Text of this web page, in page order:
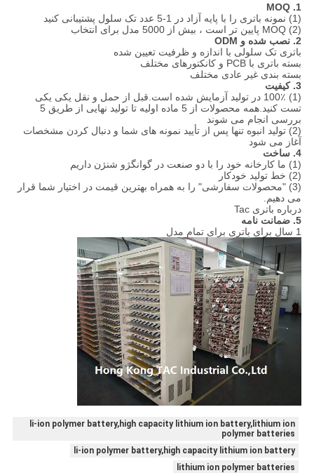
1. MOQ
(1) نمونه باتری را با پایه آزاد در 1-5 عدد تک سلول پشتیبانی کنید
(2) MOQ پایین تر است ، بیش از 5000 مدل برای انتخاب
2. نصب شده و ODM
باتری تک سلولی با اندازه و ظرفیت تعیین شده
بسته باتری با PCB و کانکتورهای مختلف
بسته بندی غیر عادی مختلف
3. کیفیت
(1) 100٪ در تولید آزمایش شده است.قبل از حمل و نقل یکی یکی
تست کنید.همه محصولات از 5 ماده اولیه تا تولید نهایی از طریق 5
بررسی انجام می شوند
(2) تولید انبوه تنها پس از تأیید نمونه های شما و دنبال کردن مشخصات
آغاز می شود
4. ساخت
(1) ما کارخانه خود را با دو صنعت در گوانگژو شنژن داریم
(2) خط تولید خودکار
(3) "محصولات سفارشی" را به همراه بهترین قیمت در اختیار شما قرار
می دهیم.
درباره باتری Tac
5. ضمانت نامه
1 سال برای باتری برای تمام مدل
li-ion polymer battery,high capacity lithium ion battery,lithium ion
polymer batteries
li-ion polymer battery,high capacity lithium ion battery
lithium ion polymer batteries